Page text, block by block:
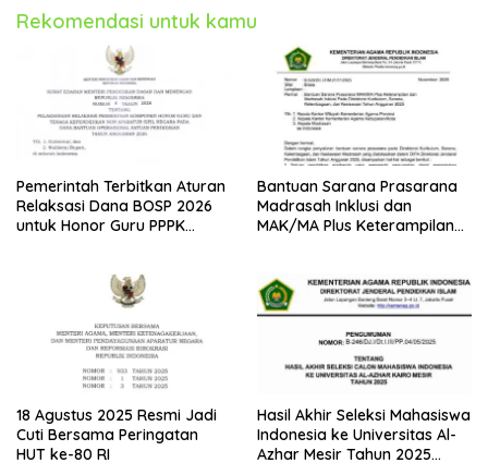
Rekomendasi untuk kamu
Pemerintah Terbitkan Aturan
Relaksasi Dana BOSP 2026
untuk Honor Guru PPPK
Bantuan Sarana Prasarana
Madrasah Inklusi dan
MAK/MA Plus Keterampilan
18 Agustus 2025 Resmi Jadi
Cuti Bersama Peringatan
HUT ke-80 RI
Hasil Akhir Seleksi Mahasiswa
Indonesia ke Universitas Al-
Azhar Mesir Tahun 2025